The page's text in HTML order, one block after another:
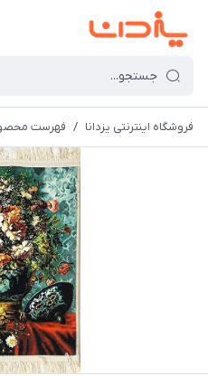
فروشگاه اینترنتی یزدانا / فهرست